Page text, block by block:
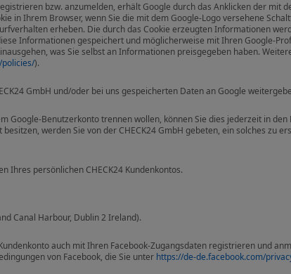
bzw. anzumelden, erhält Google durch das Anklicken der mit
in Ihrem Browser, wenn Sie die mit dem Google-Logo versehene
erheben. Die durch das Cookie erzeugten Informationen
Informationen gespeichert und möglicherweise mit Ihren Google-
was Sie selbst an Informationen preisgegeben haben.
).
GmbH und/oder bei uns gespeicherten Daten an Google
Google-Benutzerkonto trennen wollen, können Sie dies jederzeit in den
werden Sie von der CHECK24 GmbH gebeten, ein solches zu
Ihres persönlichen CHECK24 Kundenkontos.
Canal Harbour, Dublin 2 Ireland).
auch mit Ihren Facebook-Zugangsdaten registrieren und
von Facebook, die Sie unter https://de-de.facebook.com/